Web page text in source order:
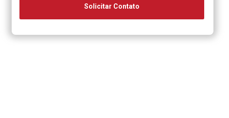
Solicitar Contato